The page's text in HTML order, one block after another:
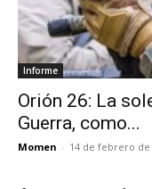
Informe
Orión 26: La
Guerra, como...
Momen - 14 de febrero de